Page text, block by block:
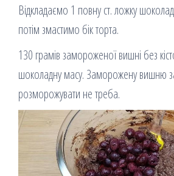
Відкладаємо 1 повну ст. ложку
потім змастимо бік торта.
130 грамів замороженої вишні без
шоколадну масу. Заморожену вишню
розморожувати не треба.